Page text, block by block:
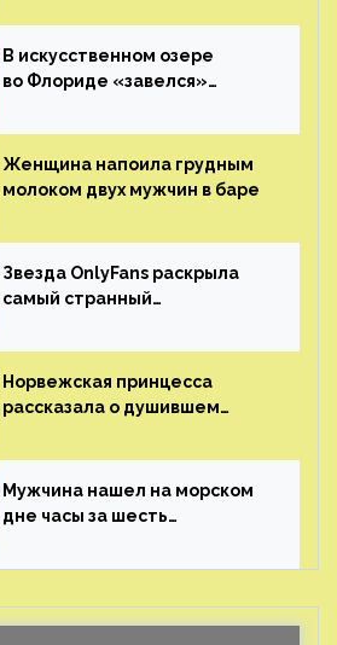
В искусственном озере
во Флориде «завелся»
Женщина напоила грудным
молоком двух мужчин в баре
Звезда OnlyFans раскрыла
самый странный
от фаната
Норвежская принцесса
рассказала о душившем
генерала
Мужчина нашел на морском
дне часы за шесть
с помощью пластиковых